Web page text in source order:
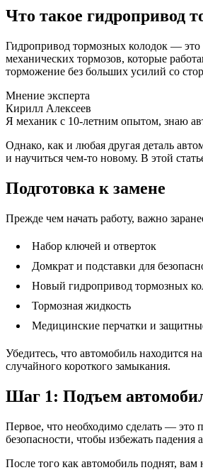
Что такое гидропривод
Гидропривод тормозных колодок — это
механических тормозов, которые
торможение без больших усилий со
Мнение эксперта
Кирилл Алексеев
Я механик с 10-летним опытом, знаю
Однако, как и любая другая деталь
и научиться чем-то новому. В этой
Подготовка к замене
Прежде чем начать работу, важно
Набор ключей и отверток
Домкрат и подставки для
Новый гидропривод тормозных
Тормозная жидкость
Медицинские перчатки и
Убедитесь, что автомобиль находится
случайного короткого замыкания.
Шаг 1: Подъем
Первое, что необходимо сделать — это
безопасности, чтобы избежать падения
После того как автомобиль поднят,